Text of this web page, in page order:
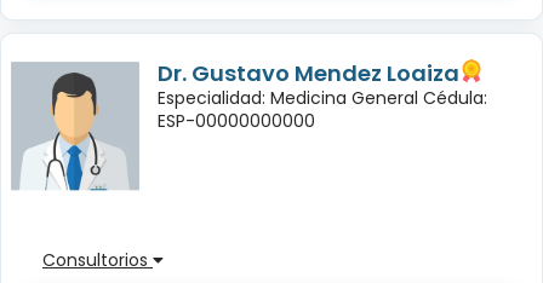
Dr. Gustavo Mendez Loaiza
Especialidad: Medicina General Cédula:
ESP-00000000000
Consultorios